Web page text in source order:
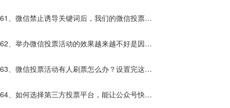
投票活动！
61、微信禁止诱导关键词后，我们的微信投票活
动该如何进行？
62、举办微信投票活动的效果越来越不好是因为
什么？
63、微信投票活动有人刷票怎么办？设置完这些
解决80%的刷票？
64、如何选择第三方投票平台，能让公众号快速